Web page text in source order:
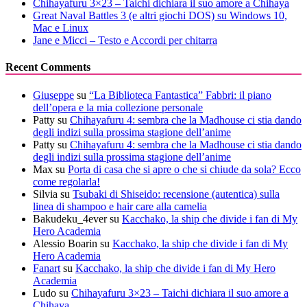
Chihayafuru 3×23 – Taichi dichiara il suo amore a Chihaya
Great Naval Battles 3 (e altri giochi DOS) su Windows 10,
Mac e Linux
Jane e Micci – Testo e Accordi per chitarra
Recent Comments
Giuseppe su “La Biblioteca Fantastica” Fabbri: il piano
dell’opera e la mia collezione personale
Patty su Chihayafuru 4: sembra che la Madhouse ci stia dando
degli indizi sulla prossima stagione dell’anime
Patty su Chihayafuru 4: sembra che la Madhouse ci stia dando
degli indizi sulla prossima stagione dell’anime
Max su Porta di casa che si apre o che si chiude da sola? Ecco
come regolarla!
Silvia su Tsubaki di Shiseido: recensione (autentica) sulla
linea di shampoo e hair care alla camelia
Bakudeku_4eversu Kacchako, la ship che divide i fan di My
Hero Academia
Alessio Boarin su Kacchako, la ship che divide i fan di My
Hero Academia
Fanart su Kacchako, la ship che divide i fan di My Hero
Academia
Ludo su Chihayafuru 3×23 – Taichi dichiara il suo amore a